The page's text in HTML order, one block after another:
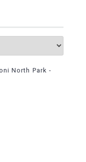
North Park -